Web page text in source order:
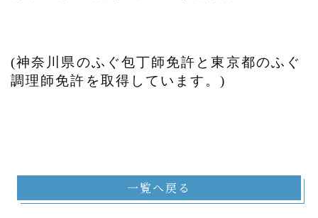
(神奈川県のふぐ包丁師免許と東京都のふぐ
調理師免許を取得しています。)
一覧へ戻る